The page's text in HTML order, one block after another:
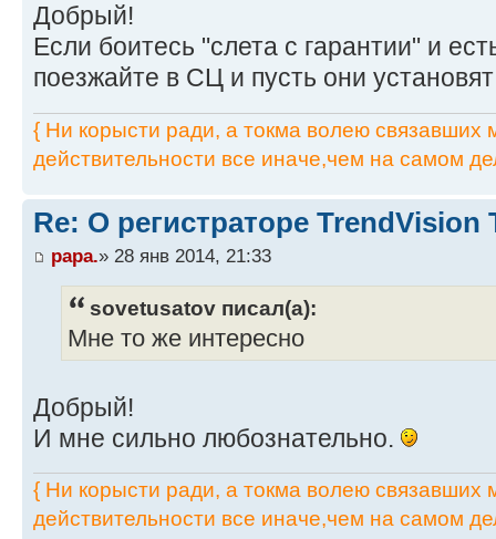
Добрый!
Если боитесь "слета с гарантии" и
поезжайте в СЦ и пусть они
{ Ни корысти ради, а токма волею связавших
действительности все иначе,чем на самом
Re: О регистраторе TrendVision
papa.» 28 янв 2014, 21:33
sovetusatov писал(а):
Мне то же интересно
Добрый!
И мне сильно любознательно.
{ Ни корысти ради, а токма волею связавших
действительности все иначе,чем на самом